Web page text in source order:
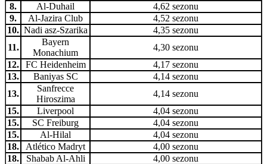
8.
Al-Duhail
4,62 sezonu
9.
Al-Jazira Club
4,52 sezonu
10. Nadi asz-Szarika
4,35 sezonu
11.
Bayern
Monachium
4,30 sezonu
12.
FC Heidenheim
4,17 sezonu
13.
Baniyas SC
4,14 sezonu
13.
Sanfrecce
Hiroszima
4,14 sezonu
15.
Liverpool
4,04 sezonu
15.
SC Freiburg
4,04 sezonu
15.
Al-Hilal
4,04 sezonu
18.
Atlético Madryt
4,00 sezonu
18.
Shabab Al-Ahli
4,00 sezonu